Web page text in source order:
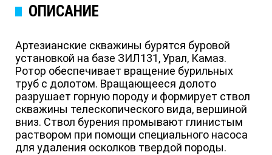
ОПИСАНИЕ
Артезианские скважины бурятся буровой
установкой на базе ЗИЛ131, Урал, Камаз.
Ротор обеспечивает вращение бурильных
труб с долотом. Вращающееся долото
разрушает горную породу и формирует ствол
скважины телескопического вида, вершиной
вниз. Ствол бурения промывают глинистым
раствором при помощи специального насоса
для удаления осколков твердой породы.